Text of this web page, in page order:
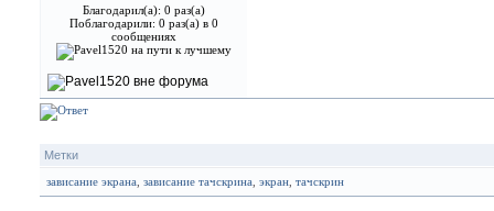
Благодарил(а): 0 раз(а)
Поблагодарили: 0 раз(а) в 0
сообщениях
Метки
зависание экрана зависание тачскрина экран тачскрин